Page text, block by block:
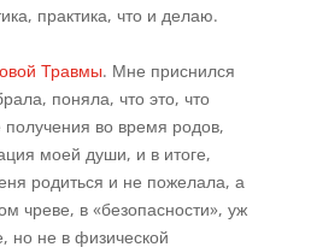
практика, что и делаю.
Травмы. Мне приснился
поняла, что это, что
во время родов,
моей души, и в итоге,
родиться и не пожелала, а
чреве, в «безопасности», уж
но не в физической